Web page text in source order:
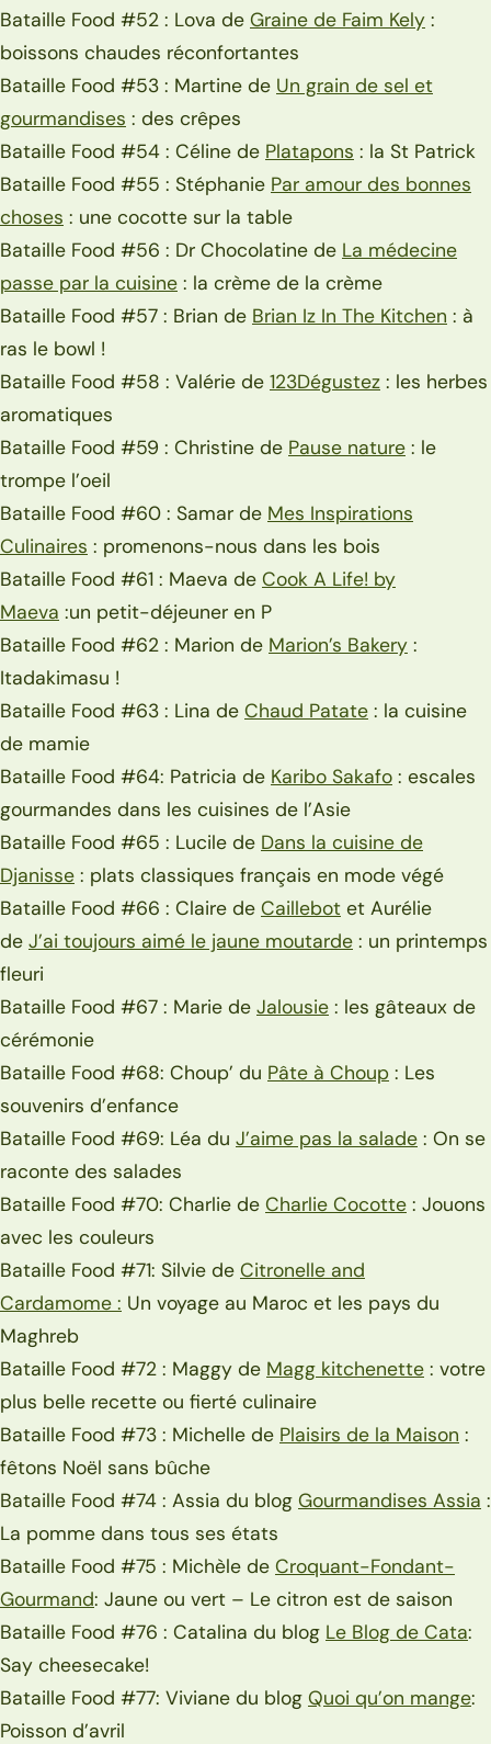
Bataille Food #52 : Lova de Graine de Faim Kely :
boissons chaudes réconfortantes
Bataille Food #53 : Martine de Un grain de sel et
gourmandises : des crêpes
Bataille Food #54 : Céline de Platapons : la St Patrick
Bataille Food #55 : Stéphanie Par amour des bonnes
choses : une cocotte sur la table
Bataille Food #56 : Dr Chocolatine de La médecine
passe par la cuisine : la crème de la crème
Bataille Food #57 : Brian de Brian Iz In The Kitchen : à
ras le bowl !
Bataille Food #58 : Valérie de 123Dégustez : les herbes
aromatiques
Bataille Food #59 : Christine de Pause nature : le
trompe l’oeil
Bataille Food #60 : Samar de Mes Inspirations
Culinaires : promenons-nous dans les bois
Bataille Food #61 : Maeva de Cook A Life! by
Maeva :un petit-déjeuner en P
Bataille Food #62 : Marion de Marion’s Bakery :
Itadakimasu !
Bataille Food #63 : Lina de Chaud Patate : la cuisine
de mamie
Bataille Food #64: Patricia de Karibo Sakafo : escales
gourmandes dans les cuisines de l’Asie
Bataille Food #65 : Lucile de Dans la cuisine de
Djanisse : plats classiques français en mode végé
Bataille Food #66 : Claire de Caillebot et Aurélie
de J’ai toujours aimé le jaune moutarde : un printemps
fleuri
Bataille Food #67 : Marie de Jalousie : les gâteaux de
cérémonie
Bataille Food #68: Choup’ du Pâte à Choup : Les
souvenirs d’enfance
Bataille Food #69: Léa du J’aime pas la salade : On se
raconte des salades
Bataille Food #70: Charlie de Charlie Cocotte : Jouons
avec les couleurs
Bataille Food #71: Silvie de Citronelle and
Cardamome : Un voyage au Maroc et les pays du
Maghreb
Bataille Food #72 : Maggy de Magg kitchenette : votre
plus belle recette ou fierté culinaire
Bataille Food #73 : Michelle de Plaisirs de la Maison :
fêtons Noël sans bûche
Bataille Food #74 : Assia du blog Gourmandises Assia :
La pomme dans tous ses états
Bataille Food #75 : Michèle de Croquant-Fondant-
Gourmand: Jaune ou vert – Le citron est de saison
Bataille Food #76 : Catalina du blog Le Blog de Cata:
Say cheesecake!
Bataille Food #77: Viviane du blog Quoi qu’on mange:
Poisson d’avril